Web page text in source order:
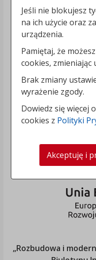
„Rozbudowa i
Jeśli nie blokujesz
na ich użycie oraz
urządzenia.
Pamiętaj, że
cookies,
Brak zmiany
wyrażenie zgody.
Dowiedz się więcej
cookies z Polityki
Akceptuję i